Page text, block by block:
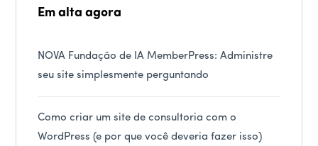
Em alta agora
NOVA Fundação de IA MemberPress: Administre
seu site simplesmente perguntando
Como criar um site de consultoria com o
WordPress (e por que você deveria fazer isso)